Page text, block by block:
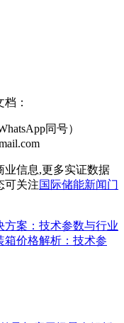
：
同号）
业信息,更多实证数据
可关注国际储能新闻门
方案：技术参数与行业
箱价格解析：技术参